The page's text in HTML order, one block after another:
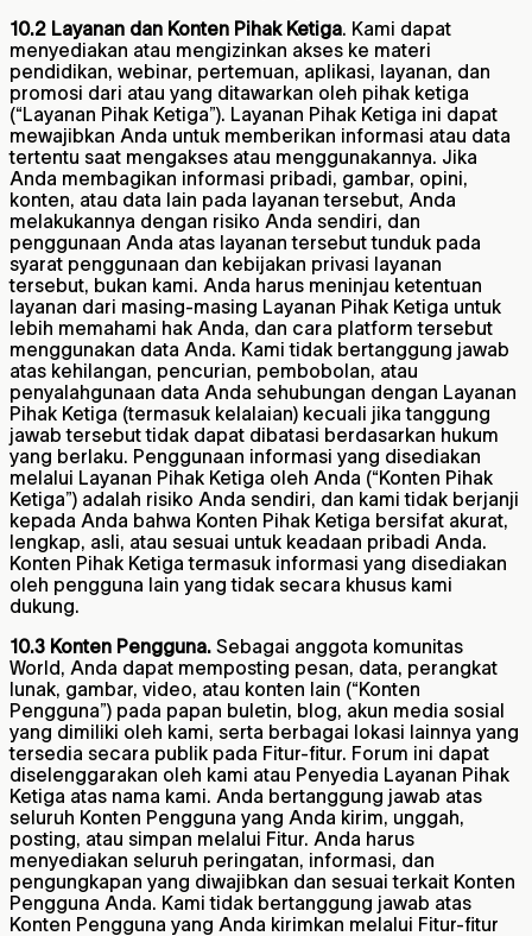
10.2 Layanan dan Konten Pihak Ketiga. Kami dapat
menyediakan atau mengizinkan akses ke materi
pendidikan, webinar, pertemuan, aplikasi, layanan, dan
promosi dari atau yang ditawarkan oleh pihak ketiga
(“Layanan Pihak Ketiga”). Layanan Pihak Ketiga ini dapat
mewajibkan Anda untuk memberikan informasi atau data
tertentu saat mengakses atau menggunakannya. Jika
Anda membagikan informasi pribadi, gambar, opini,
konten, atau data lain pada layanan tersebut, Anda
melakukannya dengan risiko Anda sendiri, dan
penggunaan Anda atas layanan tersebut tunduk pada
syarat penggunaan dan kebijakan privasi layanan
tersebut, bukan kami. Anda harus meninjau ketentuan
layanan dari masing-masing Layanan Pihak Ketiga untuk
lebih memahami hak Anda, dan cara platform tersebut
menggunakan data Anda. Kami tidak bertanggung jawab
atas kehilangan, pencurian, pembobolan, atau
penyalahgunaan data Anda sehubungan dengan Layanan
Pihak Ketiga (termasuk kelalaian) kecuali jika tanggung
jawab tersebut tidak dapat dibatasi berdasarkan hukum
yang berlaku. Penggunaan informasi yang disediakan
melalui Layanan Pihak Ketiga oleh Anda (“Konten Pihak
Ketiga”) adalah risiko Anda sendiri, dan kami tidak berjanji
kepada Anda bahwa Konten Pihak Ketiga bersifat akurat,
lengkap, asli, atau sesuai untuk keadaan pribadi Anda.
Konten Pihak Ketiga termasuk informasi yang disediakan
oleh pengguna lain yang tidak secara khusus kami
dukung.
10.3 Konten Pengguna. Sebagai anggota komunitas
World, Anda dapat memposting pesan, data, perangkat
lunak, gambar, video, atau konten lain (“Konten
Pengguna”) pada papan buletin, blog, akun media sosial
yang dimiliki oleh kami, serta berbagai lokasi lainnya yang
tersedia secara publik pada Fitur-fitur. Forum ini dapat
diselenggarakan oleh kami atau Penyedia Layanan Pihak
Ketiga atas nama kami. Anda bertanggung jawab atas
seluruh Konten Pengguna yang Anda kirim, unggah,
posting, atau simpan melalui Fitur. Anda harus
menyediakan seluruh peringatan, informasi, dan
pengungkapan yang diwajibkan dan sesuai terkait Konten
Pengguna Anda. Kami tidak bertanggung jawab atas
Konten Pengguna yang Anda kirimkan melalui Fitur-fitur